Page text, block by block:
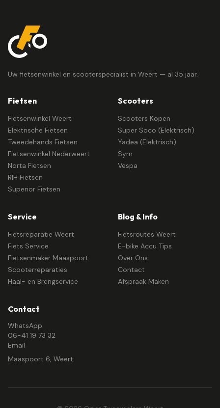
Uw fietsenwinkel en scooterspecialist in Weert — al 35 jaar.
Fietsen
Fietsenwinkel Weert
Elektrische Fietsen
Tweedehands Fietsen
Fietsenwinkel Nederweert
Norta Fietsen
RIH Fietsen
Superior Fietsen
Scooters
Scooters Kopen
Super Soco (Elektrisch)
Yadea (Elektrisch)
Sym
Vespa
Service
Fietsreparatie Weert
Fiets Service
Fietsenmaker Maaspoort
Scooterreparaties
Haal- en Brengservice
Blog & Info
Fietsroutes Weert
E-bike Accu Tips
Over Ons
Contact
Afspraak Maken
Contact
WhatsApp
06-41 19 73 32
Email
Maaspoort 6, Weert